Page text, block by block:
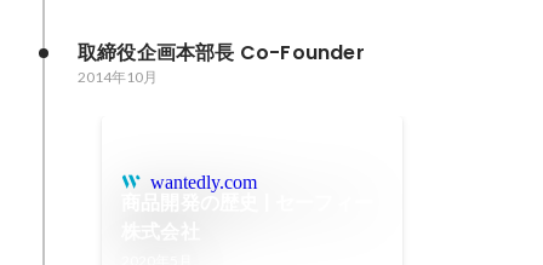
取締役企画本部長 Co-Founder
2014年10月
wantedly.com